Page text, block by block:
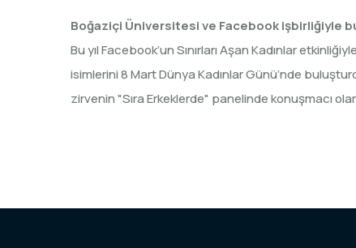
Boğaziçi Üniversitesi ve Facebook işbirliğiyle
Bu yıl Facebook’un Sınırları Aşan Kadınlar
isimlerini 8 Mart Dünya Kadınlar Günü’nde
zirvenin "Sıra Erkeklerde" panelinde konuşmacı